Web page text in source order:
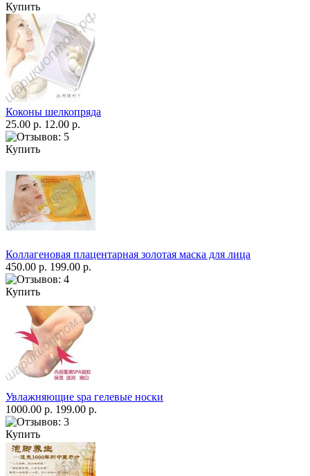
Купить
Коконы шелкопряда
25.00 р. 12.00 р.
Купить
Коллагеновая плацентарная золотая маска для лица
450.00 р. 199.00 р.
Купить
Увлажняющие spa гелевые носки
1000.00 р. 199.00 р.
Купить